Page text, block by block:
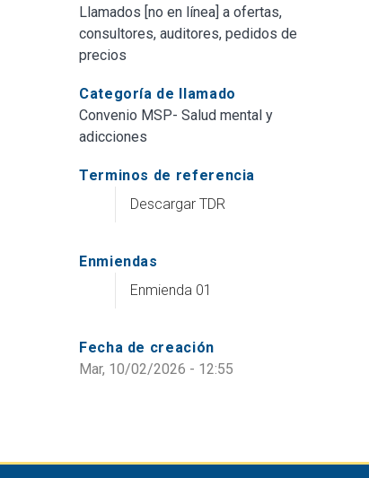
Llamados [no en línea] a ofertas,
consultores, auditores, pedidos de
precios
Categoría de llamado
Convenio MSP- Salud mental y
adicciones
Terminos de referencia
Descargar TDR
Enmiendas
Enmienda 01
Fecha de creación
Mar, 10/02/2026 - 12:55